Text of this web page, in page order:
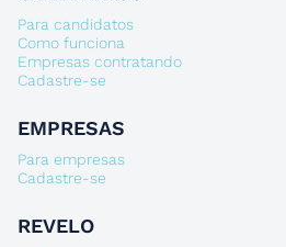
Para candidatos
Como funciona
Empresas contratando
Cadastre-se
EMPRESAS
Para empresas
Cadastre-se
REVELO